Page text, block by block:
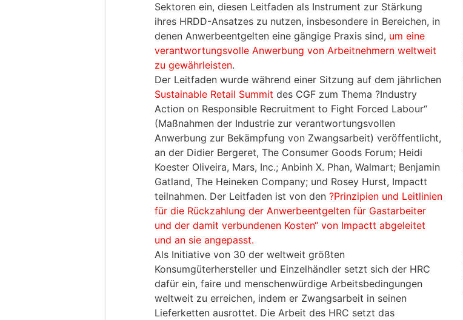
Sektoren ein, diesen Leitfaden als Instrument zur Stärkung
ihres HRDD-Ansatzes zu nutzen, insbesondere in Bereichen, in
denen Anwerbeentgelten eine gängige Praxis sind, um eine
verantwortungsvolle Anwerbung von Arbeitnehmern weltweit
zu gewährleisten.
Der Leitfaden wurde während einer Sitzung auf dem jährlichen
Sustainable Retail Summit des CGF zum Thema ?Industry
Action on Responsible Recruitment to Fight Forced Labour“
(Maßnahmen der Industrie zur verantwortungsvollen
Anwerbung zur Bekämpfung von Zwangsarbeit) veröffentlicht,
an der Didier Bergeret, The Consumer Goods Forum; Heidi
Koester Oliveira, Mars, Inc.; Anbinh X. Phan, Walmart; Benjamin
Gatland, The Heineken Company; und Rosey Hurst, Impactt
teilnahmen. Der Leitfaden ist von den ?Prinzipien und Leitlinien
für die Rückzahlung der Anwerbeentgelten für Gastarbeiter
und der damit verbundenen Kosten“ von Impactt abgeleitet
und an sie angepasst.
Als Initiative von 30 der weltweit größten
Konsumgüterhersteller und Einzelhändler setzt sich der HRC
dafür ein, faire und menschenwürdige Arbeitsbedingungen
weltweit zu erreichen, indem er Zwangsarbeit in seinen
Lieferketten ausrottet. Die Arbeit des HRC setzt das